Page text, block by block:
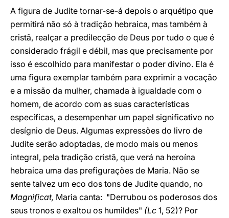
A figura de Judite tornar-se-á depois o arquétipo que
permitirá não só à tradição hebraica, mas também à
cristã, realçar a predilecção de Deus por tudo o que é
considerado frágil e débil, mas que precisamente por
isso é escolhido para manifestar o poder divino. Ela é
uma figura exemplar também para exprimir a vocação
e a missão da mulher, chamada à igualdade com o
homem, de acordo com as suas características
específicas, a desempenhar um papel significativo no
desígnio de Deus. Algumas expressões do livro de
Judite serão adoptadas, de modo mais ou menos
integral, pela tradição cristã, que verá na heroína
hebraica uma das prefigurações de Maria. Não se
sente talvez um eco dos tons de Judite quando, no
Magnificat, Maria canta: "Derrubou os poderosos dos
seus tronos e exaltou os humildes" (Lc 1, 52)? Por